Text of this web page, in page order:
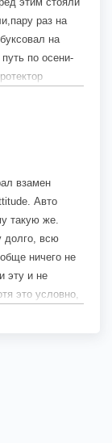
раз на
на
по осени-
отъездил
по жаре
взамен
Авто
такую же.
долго, всю
ничего не
эту и не
это условно,